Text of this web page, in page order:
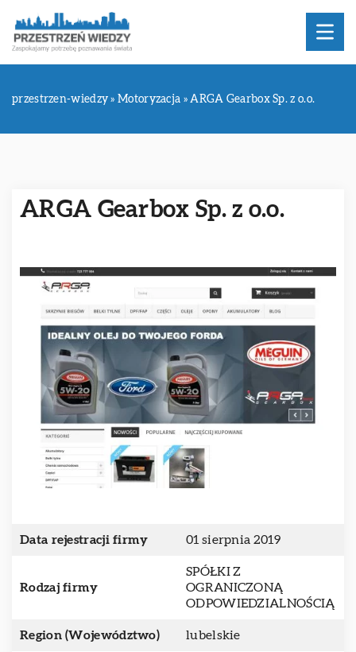
przestrzen-wiedzy »Motoryzacja »ARGA Gearbox Sp. z o.o.
ARGA Gearbox Sp. z o.o.
Data rejestracji firmy 01 sierpnia 2019
Rodzaj firmy
SPÓŁKI Z
OGRANICZONĄ
ODPOWIEDZIALNOŚCIĄ
Region (Województwo) lubelskie